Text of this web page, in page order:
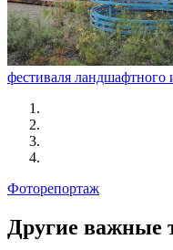
фестиваля ландшафтного
Фоторепортаж
Другие важные